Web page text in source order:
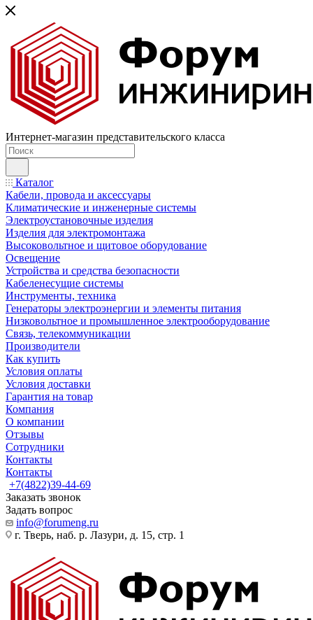
Интернет-магазин представительского класса
Каталог
Кабели, провода и аксессуары
Климатические и инженерные системы
Электроустановочные изделия
Изделия для электромонтажа
Высоковольтное и щитовое оборудование
Освещение
Устройства и средства безопасности
Кабеленесущие системы
Инструменты, техника
Генераторы электроэнергии и элементы питания
Низковольтное и промышленное электрооборудование
Связь, телекоммуникации
Производители
Как купить
Условия оплаты
Условия доставки
Гарантия на товар
Компания
О компании
Отзывы
Сотрудники
Контакты
Контакты
+7(4822)39-44-69
Заказать звонок
Задать вопрос
info@forumeng.ru
г. Тверь, наб. р. Лазури, д. 15, стр. 1